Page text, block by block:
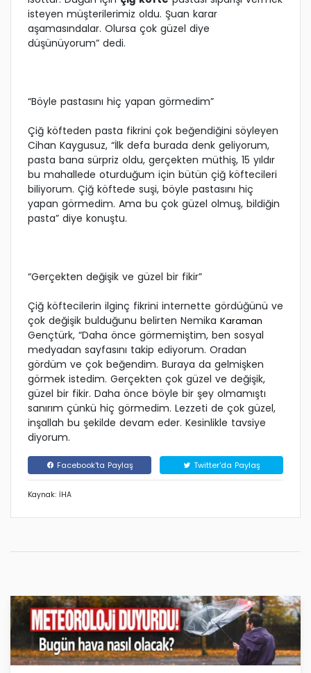
isteyen müşterilerimiz oldu. Şuan karar
aşamasındalar. Olursa çok güzel diye
düşünüyorum” dedi.
“Böyle pastasını hiç yapan görmedim”
Çiğ köfteden pasta fikrini çok beğendiğini söyleyen
Cihan Kaygusuz, “İlk defa burada denk geliyorum,
pasta bana sürpriz oldu, gerçekten müthiş, 15 yıldır
bu mahallede oturduğum için bütün çiğ köftecileri
biliyorum. Çiğ köftede suşi, böyle pastasını hiç
yapan görmedim. Ama bu çok güzel olmuş, bildiğin
pasta” diye konuştu.
“Gerçekten değişik ve güzel bir fikir”
Çiğ köftecilerin ilginç fikrini internette gördüğünü ve
çok değişik bulduğunu belirten Nemika Karaman
Gençtürk, “Daha önce görmemiştim, ben sosyal
medyadan sayfasını takip ediyorum. Oradan
gördüm ve çok beğendim. Buraya da gelmişken
görmek istedim. Gerçekten çok güzel ve değişik,
güzel bir fikir. Daha önce böyle bir şey olmamıştı
sanırım çünkü hiç görmedim. Lezzeti de çok güzel,
inşallah bu şekilde devam eder. Kesinlikle tavsiye
diyorum.
Facebook'ta Paylaş Twitter'da Paylaş
Kaynak: İHA